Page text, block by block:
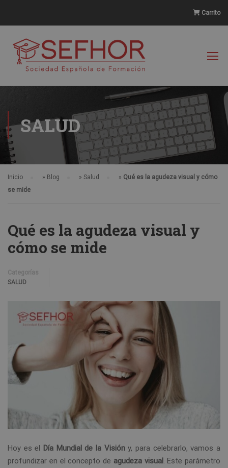
Carrito
SALUD
Inicio » Blog » Salud » Qué es la agudeza visual y cómo
se mide
Qué es la agudeza visual y
cómo se mide
Categorías
SALUD
Hoy es el Día Mundial de la Visióny, para celebrarlo, vamos a
profundizar en el concepto de agudeza visual. Este parámetro